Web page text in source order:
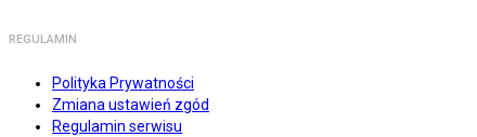
REGULAMIN
Polityka Prywatności
Zmiana ustawień zgód
Regulamin serwisu